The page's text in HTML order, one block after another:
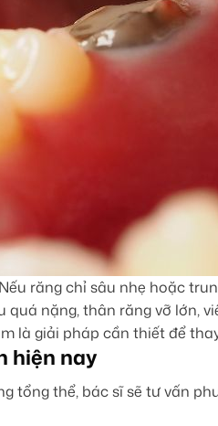
răng chỉ sâu nhẹ hoặc
nặng, thân răng vỡ lớn,
là giải pháp cần thiết để
hiện nay
thể, bác sĩ sẽ tư vấn